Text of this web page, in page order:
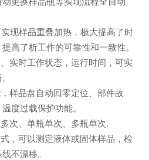
样品重叠加热，极大提高了时
高了析工作的可靠性和一致性。
时工作状态，运行时间，可实
品盘自动回零定位、部件故
度过载保护功能。
、单瓶单次、多瓶单次.
可以测定液体或固体样品，检
不漂移。